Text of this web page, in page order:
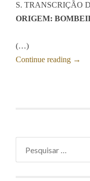
S. TRANSCRIÇÃO
ORIGEM:
(…)
Continue reading →